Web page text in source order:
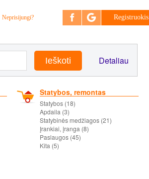
Neprisijungi? Registruokis
Detaliau
Statybos, remontas
Statybos (18)
Apdaila (3)
Statybinės medžiagos (21)
Įrankiai, įranga (8)
Paslaugos (45)
Kita (5)